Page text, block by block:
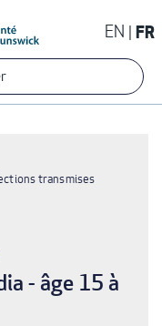
EN FR
transmises
- âge 15 à